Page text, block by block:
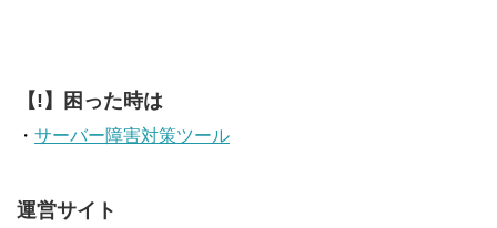
【!】困った時は
・ サーバー障害対策ツール
運営サイト